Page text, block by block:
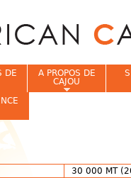
30 000 MT
DE
A PROPOS DE
CAJOU